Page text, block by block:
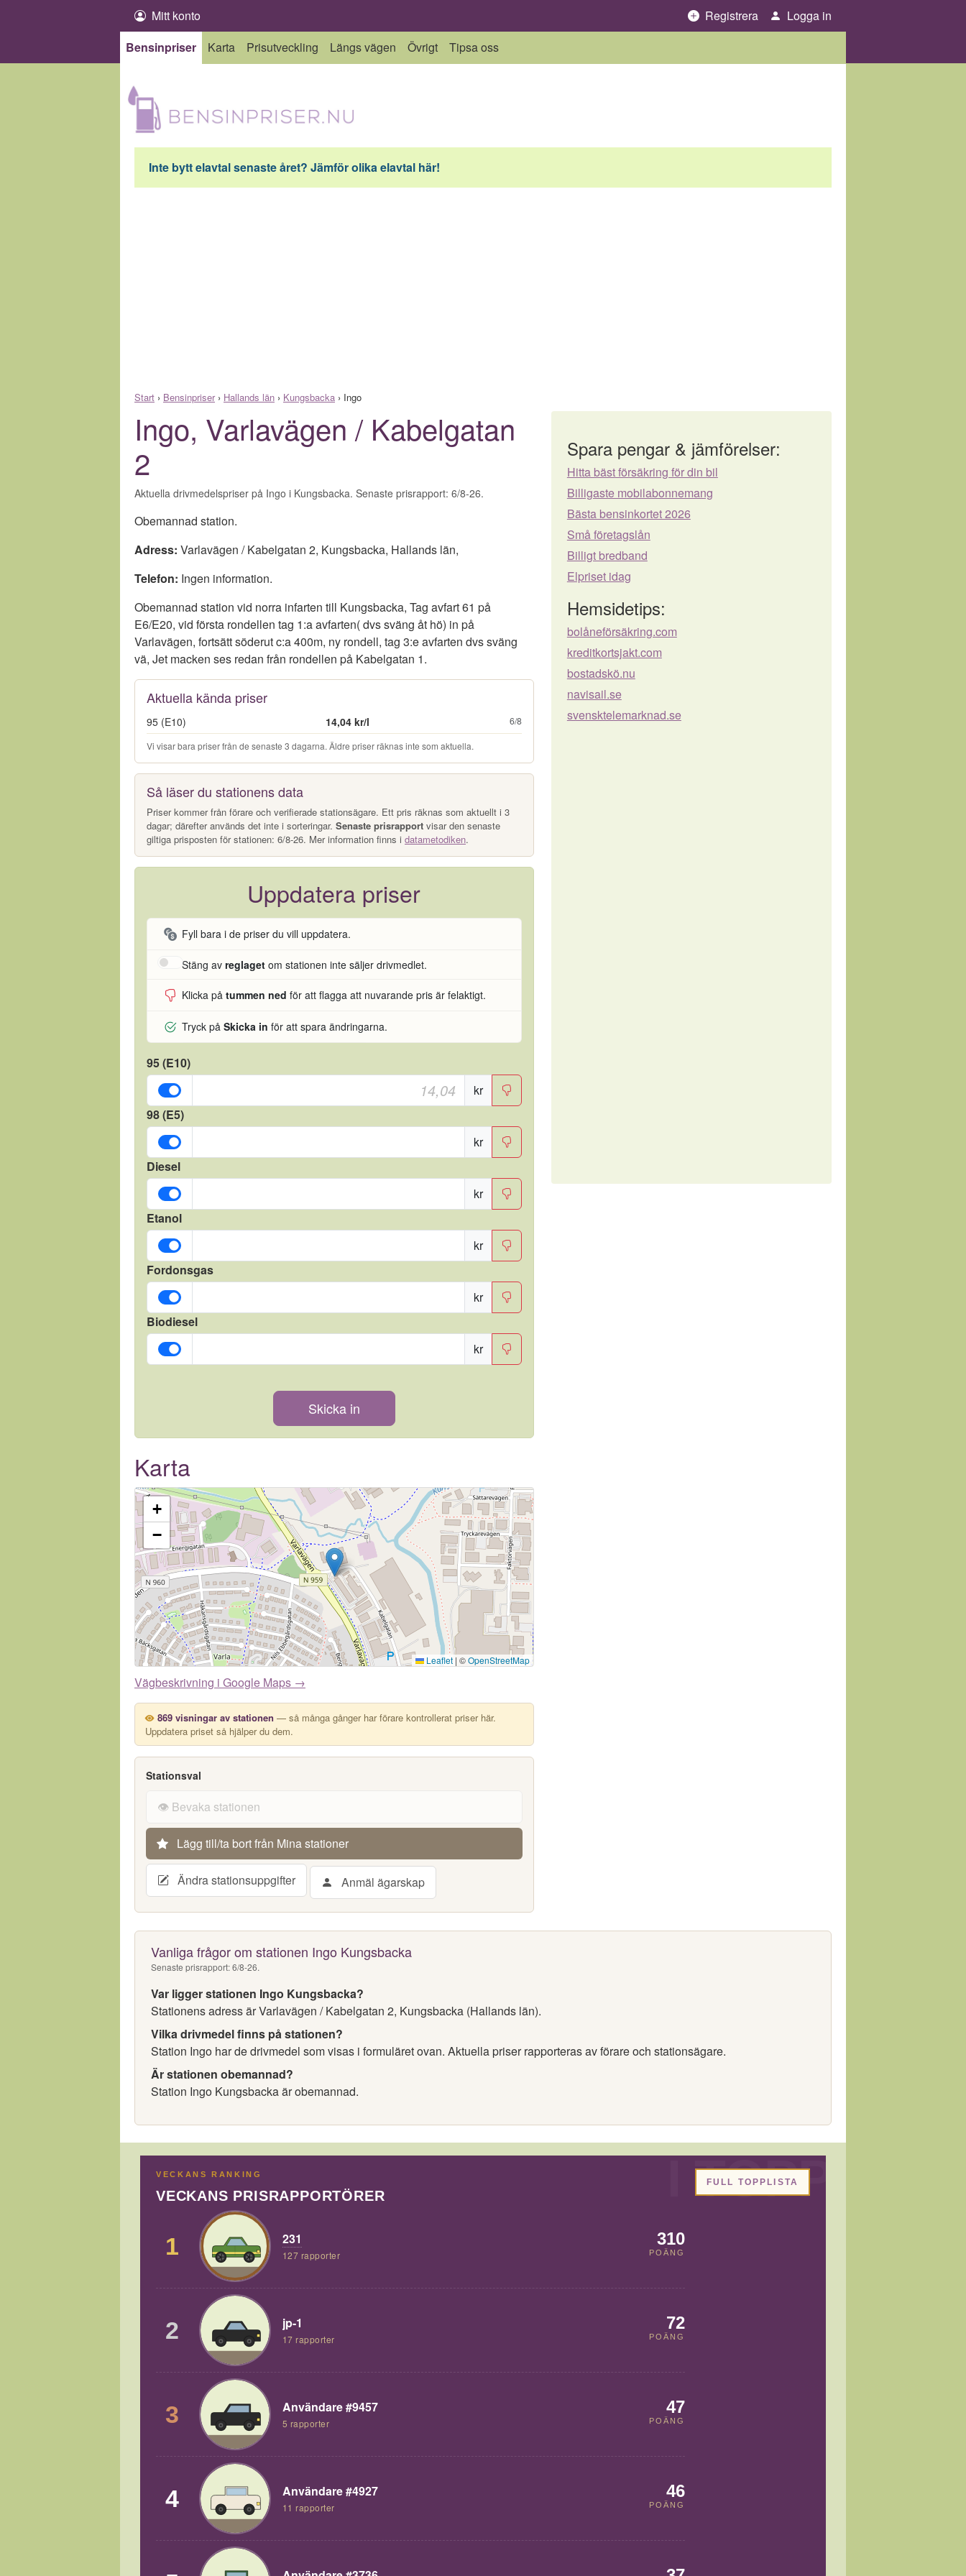
Mitt konto Registrera
Logga in
Bensinpriser
Karta Prisutveckling Längs vägen Övrigt Tipsa oss
Inte bytt elavtal senaste året? Jämför olika elavtal här!
Start › Bensinpriser› Hallands län › Kungsbacka › Ingo
Ingo, Varlavägen / Kabelgatan
2
Aktuella drivmedelspriser på Ingo i Kungsbacka. Senaste prisrapport: 6/8-26.
Obemannad station.
Adress: Varlavägen / Kabelgatan 2, Kungsbacka, Hallands län,
Telefon: Ingen information.
Obemannad station vid norra infarten till Kungsbacka, Tag avfart 61 på
E6/E20, vid första rondellen tag 1:a avfarten( dvs sväng åt hö) in på
Varlavägen, fortsätt söderut c:a 400m, ny rondell, tag 3:e avfarten dvs sväng
vä, Jet macken ses redan från rondellen på Kabelgatan 1.
Aktuella kända priser
95 (E10) 14,04 kr/l 6/8
Vi visar bara priser från de senaste 3 dagarna. Äldre priser räknas inte som aktuella.
Så läser du stationens data
Priser kommer från förare och verifierade stationsägare. Ett pris räknas som aktuellt i 3
dagar; därefter används det inte i sorteringar. Senaste prisrapport visar den senaste
giltiga prisposten för stationen: 6/8-26. Mer information finns i datametodiken.
Uppdatera priser
Fyll bara i de priser du vill uppdatera.
Stäng av reglaget om stationen inte säljer drivmedlet.
Klicka på tummen ned för att flagga att nuvarande pris är felaktigt.
Tryck på Skicka in för att spara ändringarna.
95 (E10)
kr
98 (E5)
kr
Diesel
kr
Etanol
kr
Fordonsgas
kr
Biodiesel
kr
Skicka in
Karta
+
−
Leaflet | ©OpenStreetMap
Vägbeskrivning i Google Maps →
869 visningar av stationen — så många gånger har förare kontrollerat priser här.
Uppdatera priset så hjälper du dem.
Stationsval
👁️ Bevaka stationen
Lägg till/ta bort från Mina stationer
Ändra stationsuppgifter Anmäl ägarskap
Spara pengar & jämförelser:
Hitta bäst försäkring för din bil
Billigaste mobilabonnemang
Bästa bensinkortet 2026
Små företagslån
Billigt bredband
Elpriset idag
Hemsidetips:
bolåneförsäkring.com
kreditkortsjakt.com
bostadskö.nu
navisail.se
svensktelemarknad.se
Vanliga frågor om stationen Ingo Kungsbacka
Senaste prisrapport: 6/8-26.
Var ligger stationen Ingo Kungsbacka?
Stationens adress är Varlavägen / Kabelgatan 2, Kungsbacka (Hallands län).
Vilka drivmedel finns på stationen?
Station Ingo har de drivmedel som visas i formuläret ovan. Aktuella priser rapporteras av förare och stationsägare.
Är stationen obemannad?
Station Ingo Kungsbacka är obemannad.
VECKANS RANKING
VECKANS PRISRAPPORTÖRER
1 231
127 rapporter
310
POÄNG
2 jp-1
17 rapporter
72
POÄNG
3 Användare #9457
5 rapporter
47
POÄNG
4 Användare #4927
11 rapporter
46
POÄNG
FULL TOPPLISTA